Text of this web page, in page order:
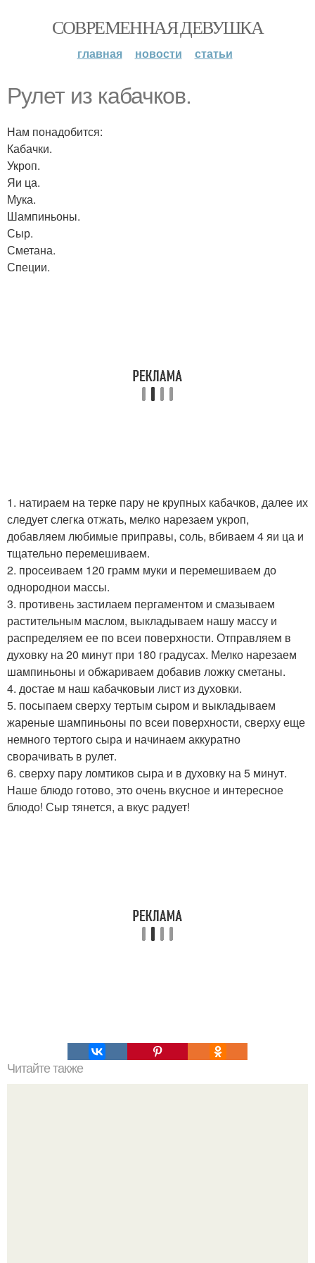
СОВРЕМЕННАЯ ДЕВУШКА
главная новости статьи
Рулет из кабачков.
Нам понадобится:
Кабачки.
Укроп.
Яи ца.
Мука.
Шампиньоны.
Сыр.
Сметана.
Специи.
1. натираем на терке пару не крупных кабачков, далее их
следует слегка отжать, мелко нарезаем укроп,
добавляем любимые приправы, соль, вбиваем 4 яи ца и
тщательно перемешиваем.
2. просеиваем 120 грамм муки и перемешиваем до
однороднои массы.
3. противень застилаем пергаментом и смазываем
растительным маслом, выкладываем нашу массу и
распределяем ее по всеи поверхности. Отправляем в
духовку на 20 минут при 180 градусах. Мелко нарезаем
шампиньоны и обжариваем добавив ложку сметаны.
4. достае м наш кабачковыи лист из духовки.
5. посыпаем сверху тертым сыром и выкладываем
жареные шампиньоны по всеи поверхности, сверху еще
немного тертого сыра и начинаем аккуратно
сворачивать в рулет.
6. сверху пару ломтиков сыра и в духовку на 5 минут.
Наше блюдо готово, это очень вкусное и интересное
блюдо! Сыр тянется, а вкус радует!
Читайте также